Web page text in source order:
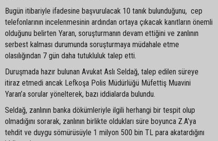
Bugün itibariyle ifadesine başvurulacak 10 tanık bulunduğunu, cep
telefonlarının incelenmesinin ardından ortaya çıkacak kanıtların önemli
olduğunu belirten Yaran, soruşturmanın devam ettiğini ve zanlının
serbest kalması durumunda soruşturmaya müdahale etme
olasılığından 7 gün daha tutukluluk talep etti.
Duruşmada hazır bulunan Avukat Aslı Seldağ, talep edilen süreye
itiraz etmedi ancak Lefkoşa Polis Müdürlüğü Müfettiş Muavini
Yaran’a sorular yönelterek, bazı iddialarda bulundu.
Seldağ, zanlının banka dökümleriyle ilgili herhangi bir tespit olup
olmadığını sorarak, zanlının birlikte oldukları süre boyunca Z.A’ya
tehdit ve duygu sömürüsüyle 1 milyon 500 bin TL para akatardığını